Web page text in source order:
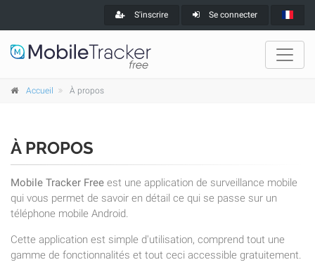
S'inscrire Se connecter
Accueil À propos
À PROPOS
Mobile Tracker Free est une application de surveillance mobile
qui vous permet de savoir en détail ce qui se passe sur un
téléphone mobile Android.
Cette application est simple d'utilisation, comprend tout une
gamme de fonctionnalités et tout ceci accessible gratuitement.